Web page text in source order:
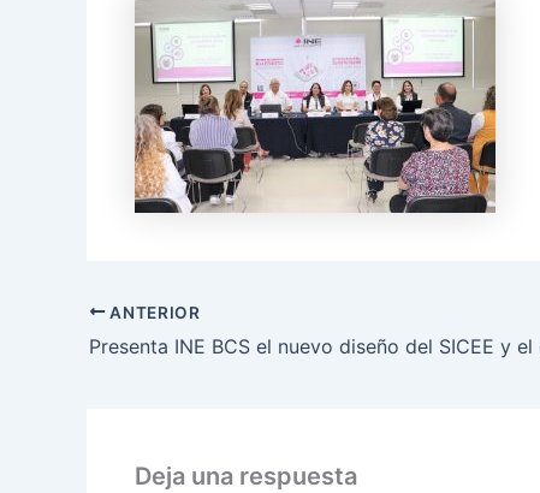
ANTERIOR
Deja una respuesta